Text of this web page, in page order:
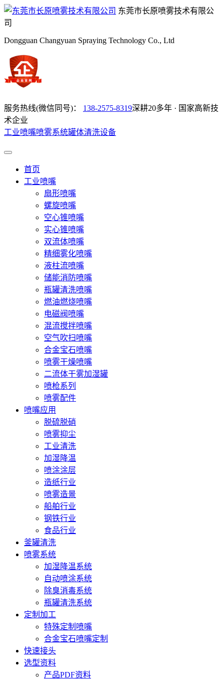
东莞市长原喷雾技术有限公
司
Dongguan Changyuan Spraying Technology Co., Ltd
服务热线(微信同号)： 138-2575-8319深耕20多年 · 国家高新技
术企业
工业喷嘴喷雾系统罐体清洗设备
首页
工业喷嘴
扇形喷嘴
螺旋喷嘴
空心锥喷嘴
实心锥喷嘴
双流体喷嘴
精细雾化喷嘴
液柱流喷嘴
储能消防喷嘴
瓶罐清洗喷嘴
燃油燃烧喷嘴
电磁阀喷嘴
混流搅拌喷嘴
空气吹扫喷嘴
合金宝石喷嘴
喷雾干燥喷嘴
二流体干雾加湿罐
喷枪系列
喷雾配件
喷嘴应用
脱硫脱硝
喷雾抑尘
工业清洗
加湿降温
喷涂涂层
造纸行业
喷雾造景
船舶行业
钢铁行业
食品行业
釜罐清洗
喷雾系统
加湿降温系统
自动喷涂系统
除臭消毒系统
瓶罐清洗系统
定制加工
特殊定制喷嘴
合金宝石喷嘴定制
快速接头
选型资料
产品PDF资料